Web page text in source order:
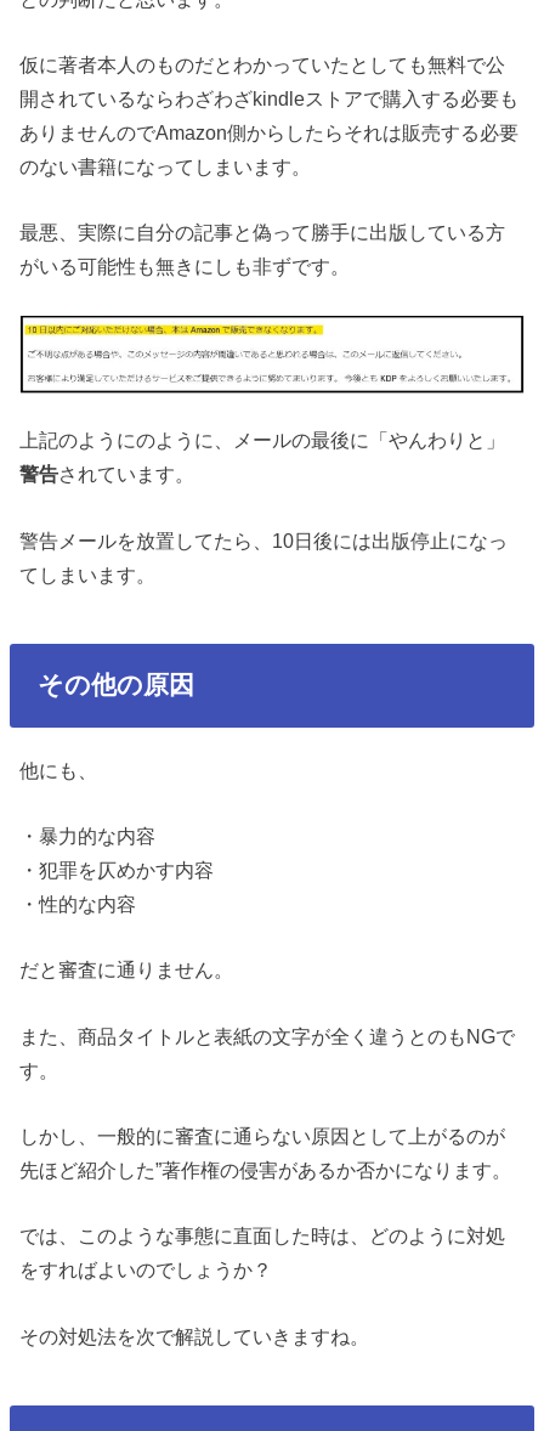
仮に著者本人のものだとわかっていたとしても無料で公
開されているならわざわざkindleストアで購入する必要も
ありませんのでAmazon側からしたらそれは販売する必要
のない書籍になってしまいます。
最悪、実際に自分の記事と偽って勝手に出版している方
がいる可能性も無きにしも非ずです。
上記のようにのように、メールの最後に「やんわりと」
警告されています。
警告メールを放置してたら、10日後には出版停止になっ
てしまいます。
その他の原因
他にも、
・暴力的な内容
・犯罪を仄めかす内容
・性的な内容
だと審査に通りません。
また、商品タイトルと表紙の文字が全く違うとのもNGで
す。
しかし、一般的に審査に通らない原因として上がるのが
先ほど紹介した”著作権の侵害があるか否かになります。
では、このような事態に直面した時は、どのように対処
をすればよいのでしょうか？
その対処法を次で解説していきますね。